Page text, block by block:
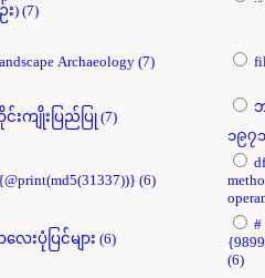
အကျဉ်း) (7)
Landscape Archaeology (7)
တိုင်းကျိုးပြည်ပြု (7)
${@print(md5(31337))} (6)
ကလေးပုံပြင်များ (6)
#
(6)